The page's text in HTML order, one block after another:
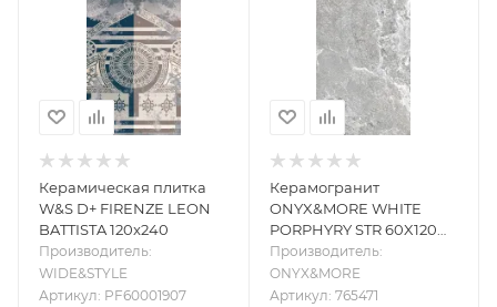
Керамическая плитка
W&S D+ FIRENZE LEON
BATTISTA 120x240
Производитель:
WIDE&STYLE
Артикул: PF60001907
Керамогранит
ONYX&MORE WHITE
PORPHYRY STR 60X120
RET
Производитель:
ONYX&MORE
Артикул: 765471